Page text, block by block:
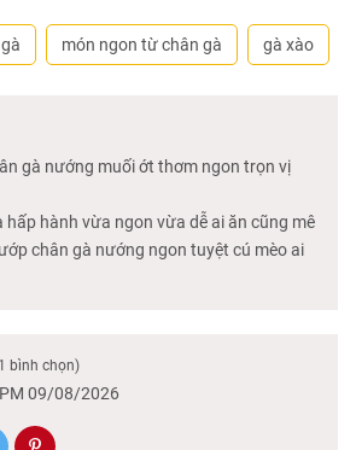
món ngon từ chân gà gà xào
gà nướng muối ớt thơm ngon trọn vị
hấp hành vừa ngon vừa dễ ai ăn cũng mê
chân gà nướng ngon tuyệt cú mèo ai
1 bình chọn)
09/08/2026